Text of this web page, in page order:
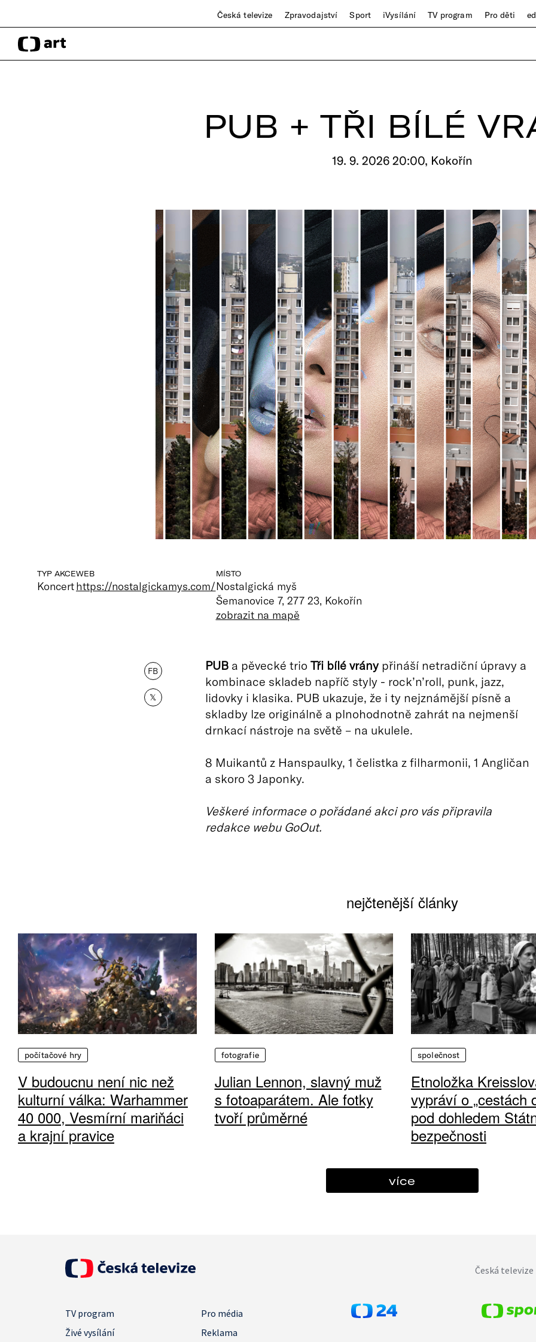
Česká televize Zpravodajství Sport iVysílání TV program Pro děti
PUB + TŘI BÍLÉ
19. 9. 2026 20:00, Kokořín
TYP AKCE
Koncert
WEB
https://nostalgickamys.com/
MÍSTO
Nostalgická myš
Šemanovice 7, 277 23, Kokořín
zobrazit na mapě
FB
𝕏
PUBa pěvecké trio Tři bílé vránypřináší netradiční úpravy a
kombinace skladeb napříč styly - rock’n’roll, punk, jazz,
lidovky i klasika. PUB ukazuje, že i ty nejznámější písně a
skladby lze originálně a plnohodnotně zahrát na nejmenší
drnkací nástroje na světě – na ukulele.
8 Muikantů z Hanspaulky, 1 čelistka z filharmonii, 1 Angličan
a skoro 3 Japonky.
Veškeré informace o pořádané akci pro vás připravila
redakce webu GoOut.
nejčtenější články
počítačové hry
V budoucnu není nic než
kulturní válka: Warhammer
40 000, Vesmírní mariňáci
a krajní pravice
fotografie
Julian Lennon, slavný muž
s fotoaparátem. Ale fotky
tvoří průměrné
společnost
Etnoložka
vypráví o „cestách
pod dohledem
bezpečnosti
více
Česká
TV program
Pro média
Živé vysílání
Reklama